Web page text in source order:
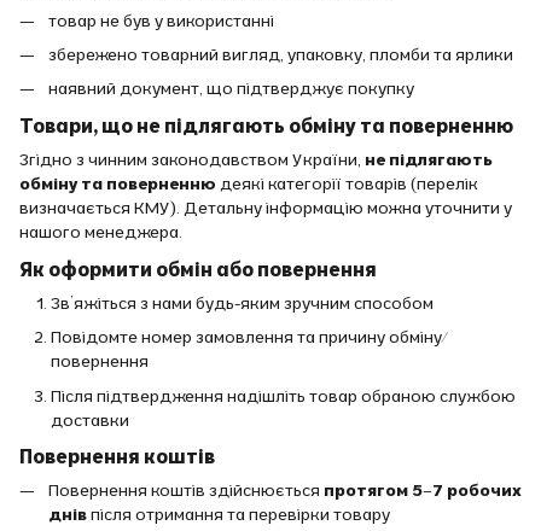
товар не був у використанні
збережено товарний вигляд, упаковку, пломби та ярлики
наявний документ, що підтверджує покупку
Товари, що не підлягають обміну та поверненню
Згідно з чинним законодавством України, не підлягають
обміну та поверненню деякі категорії товарів (перелік
визначається КМУ). Детальну інформацію можна уточнити у
нашого менеджера.
Як оформити обмін або повернення
Зв’яжіться з нами будь-яким зручним способом
Повідомте номер замовлення та причину обміну/
повернення
Після підтвердження надішліть товар обраною службою
доставки
Повернення коштів
Повернення коштів здійснюється протягом 5–7 робочих
днівпісля отримання та перевірки товару